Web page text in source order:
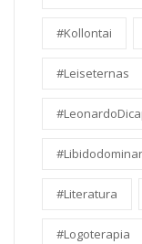
#Kollontai
#Leiseternas
#Literatura
#Logoterapia